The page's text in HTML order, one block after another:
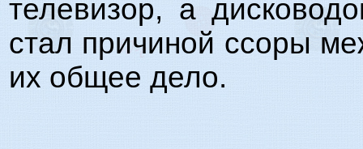
телевизор, а
стал причиной ссоры
их общее дело.